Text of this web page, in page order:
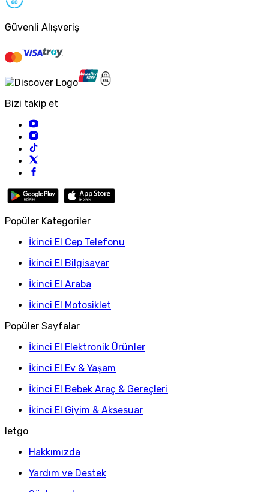
Güvenli Alışveriş
Bizi takip et
Popüler Kategoriler
İkinci El Cep Telefonu
İkinci El Bilgisayar
İkinci El Araba
İkinci El Motosiklet
Popüler Sayfalar
İkinci El Elektronik Ürünler
İkinci El Ev & Yaşam
İkinci El Bebek Araç & Gereçleri
İkinci El Giyim & Aksesuar
letgo
Hakkımızda
Yardım ve Destek